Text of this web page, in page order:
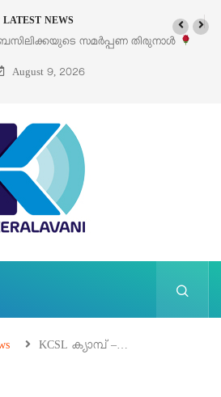
LATEST NEWS
തിരുനാൾ
‘പെറ്റൽസ്’ ലൈഫ്
August 9, 2026
KCSL ക്യാമ്പ് –…